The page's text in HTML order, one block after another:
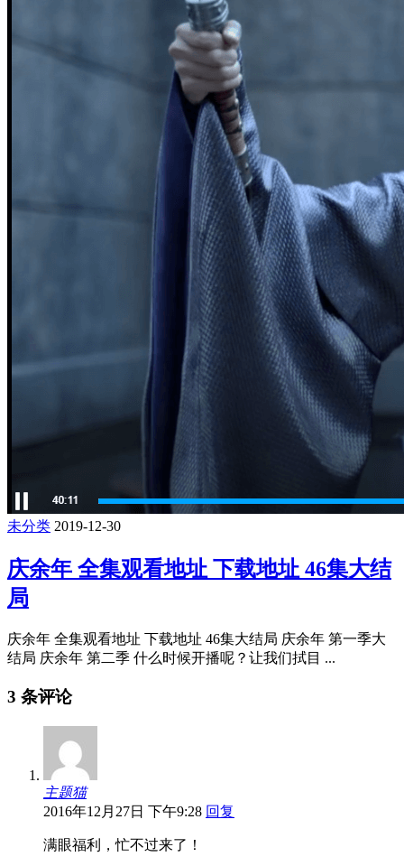
未分类 2019-12-30
庆余年 全集观看地址 下载地址 46集大结
局
庆余年 全集观看地址 下载地址 46集大结局 庆余年 第一季大
结局 庆余年 第二季 什么时候开播呢？让我们拭目 ...
3 条评论
主题猫
2016年12月27日 下午9:28 回复
满眼福利，忙不过来了！